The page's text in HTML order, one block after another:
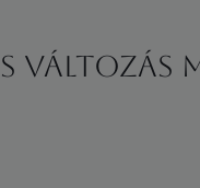
változás